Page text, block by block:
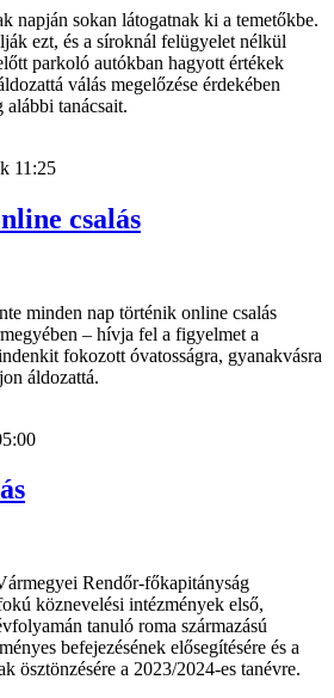
napján sokan látogatnak ki a temetőkbe.
ezt, és a síroknál felügyelet nélkül
parkoló autókban hagyott értékek
válás megelőzése érdekében
alábbi tanácsait.
11:25
csalás
minden nap történik online csalás
– hívja fel a figyelmet a
fokozott óvatosságra, gyanakvásra
áldozattá.
Rendőr-főkapitányság
köznevelési intézmények első,
tanuló roma származású
befejezésének elősegítésére és a
ösztönzésére a 2023/2024-es tanévre.